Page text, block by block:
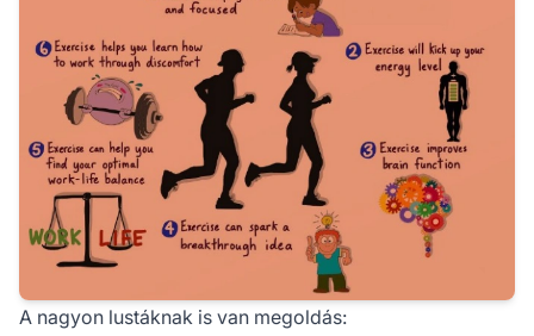
A nagyon lustáknak is van megoldás: